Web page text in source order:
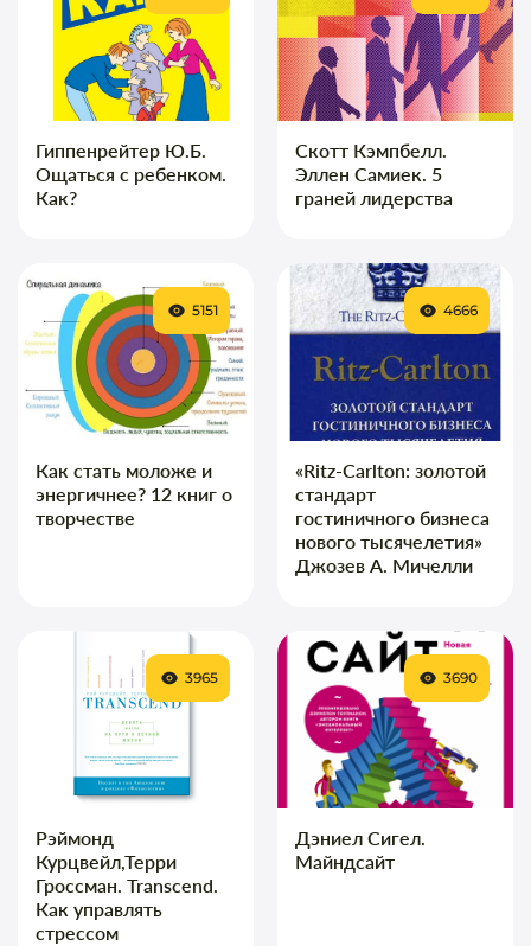
Гиппенрейтер Ю.Б.
Ощаться с ребенком.
Как?
Скотт Кэмпбелл.
Эллен Самиек. 5
граней лидерства
Как стать моложе и
энергичнее? 12 книг о
творчестве
5151
«Ritz-Carlton: золотой
стандарт
гостиничного бизнеса
нового тысячелетия»
Джозев А. Мичелли
4666
Рэймонд
Курцвейл,Терри
Гроссман. Transcend.
Как управлять
стрессом
3965
Дэниел Сигел.
Майндсайт
3690